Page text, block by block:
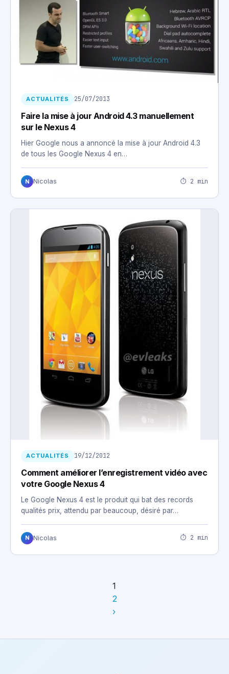
ACTUALITÉS 25/07/2013
Faire la mise à jour Android 4.3 manuellement
sur le Nexus 4
Hier Google nous a annoncé la mise à jour Android 4.3
de tous les Google Nexus 4 en…
N Nicolas ⏱ 2 min
ACTUALITÉS 19/12/2012
Comment améliorer l’enregistrement vidéo avec
votre Google Nexus 4
Le Google Nexus 4 est le produit qui bat des records
qualités prix, attendu par beaucoup, désiré par…
N Nicolas ⏱ 2 min
1
2
›